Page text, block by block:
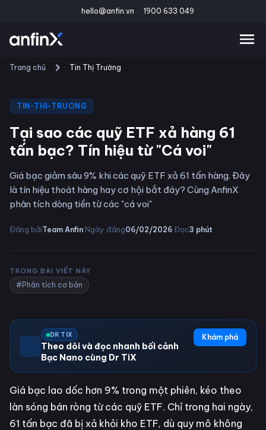
hello@anfin.vn 1900 633 049
Trang chủ Tin Thị Trường
TIN-THI-TRUONG
Tại sao các quỹ ETF xả hàng 61
tấn bạc? Tín hiệu từ "Cá voi"
Giá bạc giảm sâu 9% khi các quỹ ETF xả 61 tấn hàng. Đây
là tín hiệu thoát hàng hay cơ hội bắt đáy? Cùng AnfinX
phân tích dòng tiền từ các "cá voi"
Đăng bởiTeam Anfin·Ngày đăng06/02/2026·Đọc3 phút
TRONG BÀI VIẾT NÀY
#Phân tích cơ bản
DR TIX
Theo dõi và đọc nhanh bối cảnh
Bạc Nano cùng Dr TiX
Khám phá
Giá bạc lao dốc hơn 9% trong một phiên, kéo theo
làn sóng bán ròng từ các quỹ ETF. Chỉ trong hai ngày,
61 tấn bạc đã bị xả khỏi kho ETF, dù quy mô không